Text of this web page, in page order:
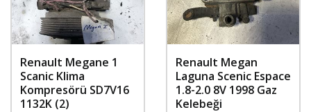
Renault Megane 1
Scanic Klima
Kompresörü SD7V16
1132K (2)
Renault Megan
Laguna Scenic Espace
1.8-2.0 8V 1998 Gaz
Kelebeği